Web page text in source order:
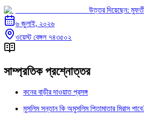
উত্তর দিয়েছেন:
৬ জুলাই, ২০২৬
ওয়েস্ট বেঙ্গল ৭৪৩৫০২
সাম্প্রতিক প্রশ্নোত্তর
কনের বাড়ীর দাওয়াত প্রসঙ্গ
মুসলিম সন্তান কি অমুসলিম পিতামাতার মিরাস